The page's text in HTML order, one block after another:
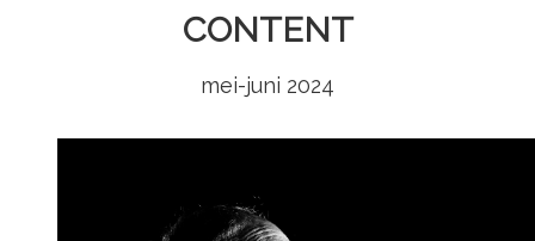
CONTENT
mei-juni 2024